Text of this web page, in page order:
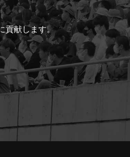
貢献します。